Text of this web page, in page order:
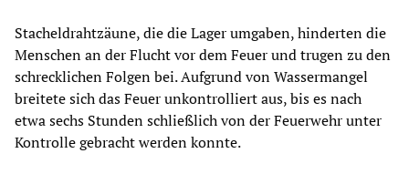
Stacheldrahtzäune, die die Lager umgaben, hinderten die
Menschen an der Flucht vor dem Feuer und trugen zu den
schrecklichen Folgen bei. Aufgrund von Wassermangel
breitete sich das Feuer unkontrolliert aus, bis es nach
etwa sechs Stunden schließlich von der Feuerwehr unter
Kontrolle gebracht werden konnte.